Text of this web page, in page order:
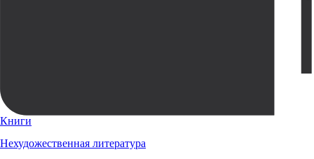
Книги
Нехудожественная литература